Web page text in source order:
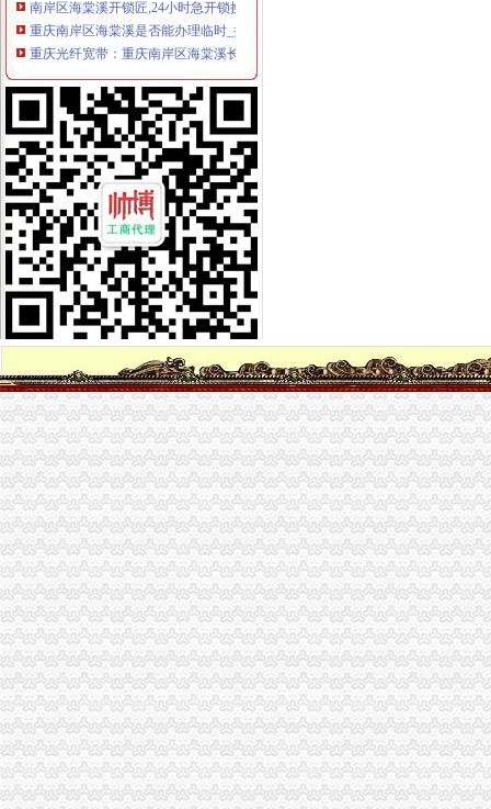
重庆南岸区海棠溪是否能办理临时_搜问问
重庆光纤宽带：重庆南岸区海棠溪长城宽带在线优惠办理-重庆爱问分类
南岸区海棠溪街道办事处_电话_地址|在哪里_上班时间-重庆本地宝
想要具有口碑的公司注销服务,就找果岭创投_海棠溪街道公司变更_
南坪五公里现在是划给海棠溪街道办的吗_重庆_论坛_天涯社区
重庆南岸海棠溪民办大学招生,重庆南岸海棠溪民办职业学校,重庆南
重庆中国建设银行海棠溪分理处_电话_地址|在哪里_营业时间-重庆本地
重庆南岸区海棠溪街道办附近酒店_重庆南岸区海棠溪街道办附近宾馆
中国建设银行股份有限公司重庆南岸海棠溪支行联系方式_信用报告_
可靠的公司注销成都哪里有-海棠溪街道公司注销
【钢运房产海棠溪商圈办公环境】钢运房产海棠溪商圈工作环境如何、
中国邮政储蓄银行股份有限公司重庆南岸区海棠溪营业所联系方式_信
重庆海棠溪装修装饰
重庆市南岸区人民海棠溪街道办事处招标采购信息
海棠溪街道举办演讲比赛孩童与员同台讲法-新闻频道-华龙网
海棠溪街道公司注销四川正规的公司注销推荐-中国制造交易网
可靠的公司注销成都哪里有-海棠溪街道公司注销|东商网
成都地区服务优良的公司转让服务：海棠溪街道公司转让-中国制造交
印_南岸：海棠溪办摄影比赛寻找身边的“摄影家”_视界网—重庆
海棠溪街道_360百科
海棠溪街道办要业主与开发商签订五年的物业合同-来报料-大渝社区|
【海棠溪办公耗材回收|海棠溪二手办公耗材回收】-今题海棠溪办公耗
重庆南岸海棠溪二手办公设备,重庆南岸海棠溪办公设备转让,重庆南
重庆南岸区海棠溪长城宽带2017暑期惠_重庆长城宽带办理
南岸区海棠溪长城宽带官网重庆光纤宽带今题网
群工系统成服务群众“快车道”----海棠溪街道一季度办结210件群众
【海棠溪分期学车】-海棠溪分期学车价格|批发-海棠溪分期学车公司-
海棠溪小学举办届专场新年音乐会
海棠溪街道开展幼儿园食品安全检查工作-重庆市南岸区人民
海棠溪驾校报名,深渝达驾校,驾校报名点-爱喇叭网
海棠溪办公司
别墅出售：-中安翡翠湖业主论坛-重庆房天下
【美尔易汇_美尔易汇招聘】重庆美尔易汇电子商务有限公司招聘信息-
海棠溪办公服务信息-快点8分类信息网
海棠溪街道开展幼儿园食品安全检查工作-重庆市南岸区人民